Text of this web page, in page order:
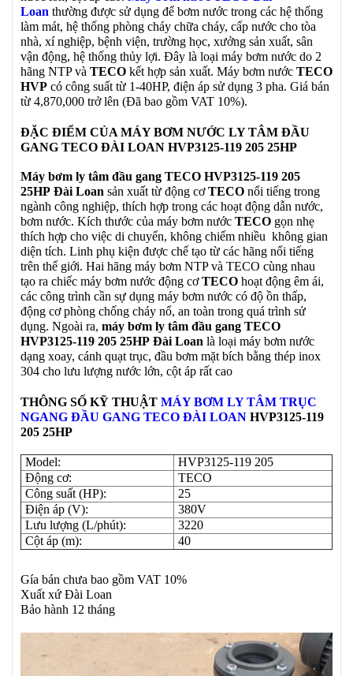
Loan thường được sử dụng để bơm nước trong các hệ thống
làm mát, hệ thống phòng cháy chữa cháy, cấp nước cho tòa
nhà, xí nghiệp, bệnh viện, trường học, xưởng sản xuất, sân
vận động, hệ thống thủy lợi. Đây là loại máy bơm nước do 2
hãng NTP và TECO kết hợp sản xuất. Máy bơm nước TECO
HVP có công suất từ 1-40HP, điện áp sử dụng 3 pha. Giá bán
từ 4,870,000 trở lên (Đã bao gồm VAT 10%).
ĐẶC ĐIỂM CỦA MÁY BƠM NƯỚC LY TÂM ĐẦU
GANG TECO ĐÀI LOAN HVP3125-119 205 25HP
Máy bơm ly tâm đầu gang TECO HVP3125-119 205
25HP Đài Loan sản xuất từ động cơTECO nổi tiếng trong
ngành công nghiệp, thích hợp trong các hoạt động dẫn nước,
bơm nước. Kích thước của máy bơm nước TECO gọn nhẹ
thích hợp cho việc di chuyển, không chiếm nhiều không gian
diện tích. Linh phụ kiện được chế tạo từ các hãng nổi tiếng
trên thế giới. Hai hãng máy bơm NTP và TECO cùng nhau
tạo ra chiếc máy bơm nước động cơTECO hoạt động êm ái,
các công trình cần sự dụng máy bơm nước có độ ồn thấp,
động cơ phòng chống cháy nổ, an toàn trong quá trình sử
dụng. Ngoài ra, máy bơm ly tâm đầu gang TECO
HVP3125-119 205 25HP Đài Loan là loại máy bơm nước
dạng xoay, cánh quạt trục, đầu bơm mặt bích bằng thép inox
304 cho lưu lượng nước lớn, cột áp rất cao
THÔNG SỐ KỸ THUẬT MÁY BƠM LY TÂM TRỤC
NGANG ĐẦU GANG TECO ĐÀI LOAN HVP3125-119
205 25HP
Model:
HVP3125-119 205
Động cơ:
TECO
Công suất (HP):
25
Điện áp (V):
380V
Lưu lượng (L/phút):
3220
Cột áp (m):
40
Gía bán chưa bao gồm VAT 10%
Xuất xứ Đài Loan
Bảo hành 12 tháng